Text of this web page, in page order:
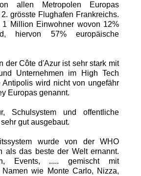
allen Metropolen Europas
grösste Flughafen Frankreichs.
Million Einwohner wovon 12%
hiervon 57% europäische
der Côte d'Azur ist sehr stark mit
Unternehmen im High Tech
Antipolis wird nicht von ungefähr
Europas genannt.
Schulsystem und offentliche
gut ausgebaut.
wurde von der WHO
als das beste der Welt ernannt.
Events, ..... gemischt mit
Namen wie Monte Carlo, Nizza,